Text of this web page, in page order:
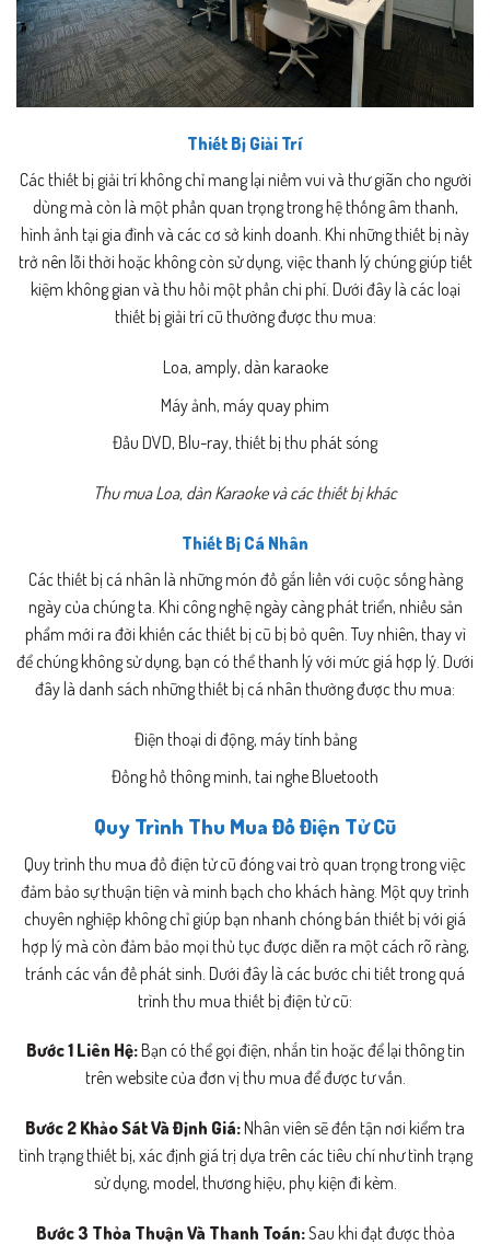
Thiết Bị Giải Trí
Các thiết bị giải trí không chỉ mang lại niềm vui và thư giãn cho người
dùng mà còn là một phần quan trọng trong hệ thống âm thanh,
hình ảnh tại gia đình và các cơ sở kinh doanh. Khi những thiết bị này
trở nên lỗi thời hoặc không còn sử dụng, việc thanh lý chúng giúp tiết
kiệm không gian và thu hồi một phần chi phí. Dưới đây là các loại
thiết bị giải trí cũ thường được thu mua:
Loa, amply, dàn karaoke
Máy ảnh, máy quay phim
Đầu DVD, Blu-ray, thiết bị thu phát sóng
Thu mua Loa, dàn Karaoke và các thiết bị khác
Thiết Bị Cá Nhân
Các thiết bị cá nhân là những món đồ gắn liền với cuộc sống hàng
ngày của chúng ta. Khi công nghệ ngày càng phát triển, nhiều sản
phẩm mới ra đời khiến các thiết bị cũ bị bỏ quên. Tuy nhiên, thay vì
để chúng không sử dụng, bạn có thể thanh lý với mức giá hợp lý. Dưới
đây là danh sách những thiết bị cá nhân thường được thu mua:
Điện thoại di động, máy tính bảng
Đồng hồ thông minh, tai nghe Bluetooth
Quy Trình Thu Mua Đồ Điện Tử Cũ
Quy trình thu mua đồ điện tử cũ đóng vai trò quan trọng trong việc
đảm bảo sự thuận tiện và minh bạch cho khách hàng. Một quy trình
chuyên nghiệp không chỉ giúp bạn nhanh chóng bán thiết bị với giá
hợp lý mà còn đảm bảo mọi thủ tục được diễn ra một cách rõ ràng,
tránh các vấn đề phát sinh. Dưới đây là các bước chi tiết trong quá
trình thu mua thiết bị điện tử cũ:
Bước 1 Liên Hệ:Bạn có thể gọi điện, nhắn tin hoặc để lại thông tin
trên website của đơn vị thu mua để được tư vấn.
Bước 2 Khảo Sát Và Định Giá:Nhân viên sẽ đến tận nơi kiểm tra
tình trạng thiết bị, xác định giá trị dựa trên các tiêu chí như tình trạng
sử dụng, model, thương hiệu, phụ kiện đi kèm.
Bước 3 Thỏa Thuận Và Thanh Toán:Sau khi đạt được thỏa